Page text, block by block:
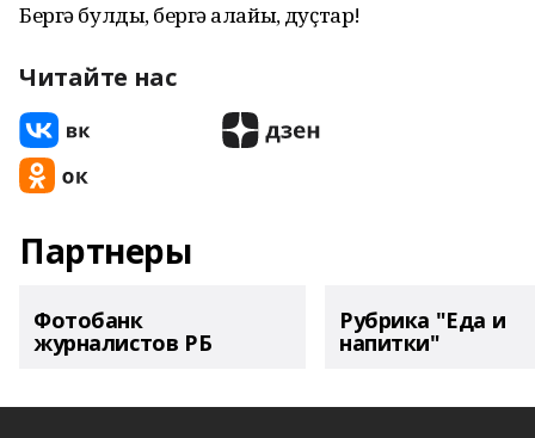
Бергә булдыҡ, бергә ҡалайыҡ, дуҫтар!
Читайте нас
Партнеры
Фотобанк
журналистов РБ
Рубрика "Еда и
напитки"